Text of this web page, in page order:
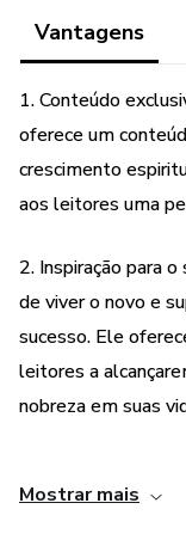
com você no
A escolha está em
NOVO?
Tinna Cohen.
Vantagens
1. Conteúdo
oferece um
crescimento
aos leitores uma
2. Inspiração para
de viver o novo e
sucesso. Ele
leitores a
nobreza em suas
incentiva os
Mostrar mais